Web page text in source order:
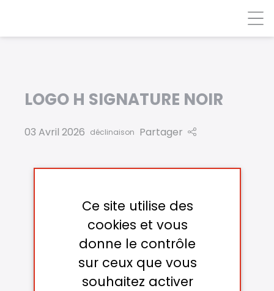
LOGO H SIGNATURE NOIR
03 Avril 2026 déclinaison Partager
Ce site utilise des
cookies et vous
donne le contrôle
sur ceux que vous
souhaitez activer